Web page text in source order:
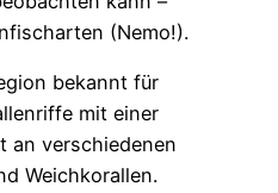
(Nemo!).
bekannt für
mit einer
an verschiedenen
Weichkorallen.